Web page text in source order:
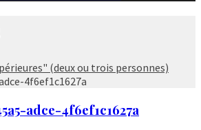
(deux ou trois personnes)
4f6ef1c1627a
adce-4f6ef1c1627a